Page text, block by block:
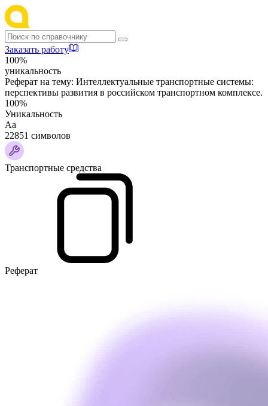
Заказать работу
100%
уникальность
Реферат на тему: Интеллектуальные транспортные системы:
перспективы развития в российском транспортном комплексе.
100%
Уникальность
Аа
22851 символов
Транспортные средства
Реферат